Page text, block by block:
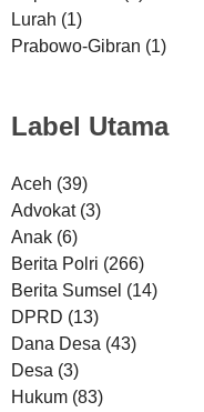
Lurah (1)
Prabowo-Gibran (1)
Label Utama
Aceh (39)
Advokat (3)
Anak (6)
Berita Polri (266)
Berita Sumsel (14)
DPRD (13)
Dana Desa (43)
Desa (3)
Hukum (83)